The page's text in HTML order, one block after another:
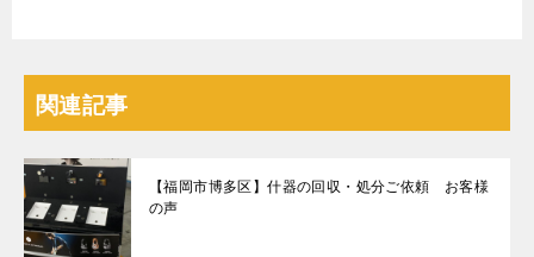
関連記事
【福岡市博多区】什器の回収・処分ご依頼 お客様
の声